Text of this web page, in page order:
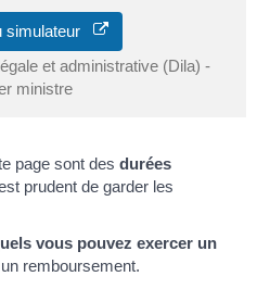
simulateur
et administrative (Dila) -
ministre
page sont des durées
prudent de garder les
vous pouvez exercer un
remboursement.